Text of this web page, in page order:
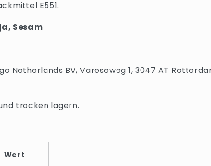
E551.
Sesam
BV, Vareseweg 1, 3047 AT
trocken lagern.
Wert